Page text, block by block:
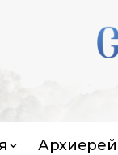
Архиерей